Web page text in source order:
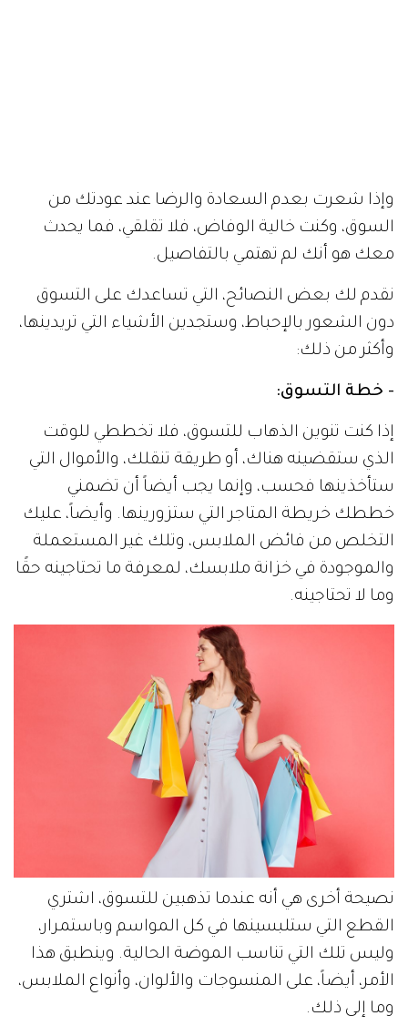
وإذا شعرت بعدم السعادة والرضا عند عودتك من
السوق، وكنت خالية الوفاض، فلا تقلقي، فما يحدث
معك هو أنك لم تهتمي بالتفاصيل.
نقدم لك بعض النصائح، التي تساعدك على التسوق
دون الشعور بالإحباط، وستجدين الأشياء التي تريدينها،
وأكثر من ذلك:
- خطة التسوق:
إذا كنت تنوين الذهاب للتسوق، فلا تخططي للوقت
الذي ستقضينه هناك، أو طريقة تنقلك، والأموال التي
ستأخذينها فحسب، وإنما يجب أيضاً أن تضمني
خططك خريطة المتاجر التي ستزورينها. وأيضاً، عليك
التخلص من فائض الملابس، وتلك غير المستعملة
والموجودة في خزانة ملابسك، لمعرفة ما تحتاجينه حقًا
وما لا تحتاجينه.
نصيحة أخرى هي أنه عندما تذهبين للتسوق، اشتري
القطع التي ستلبسينها في كل المواسم وباستمرار،
وليس تلك التي تناسب الموضة الحالية. وينطبق هذا
الأمر، أيضاً، على المنسوجات والألوان، وأنواع الملابس،
وما إلى ذلك.